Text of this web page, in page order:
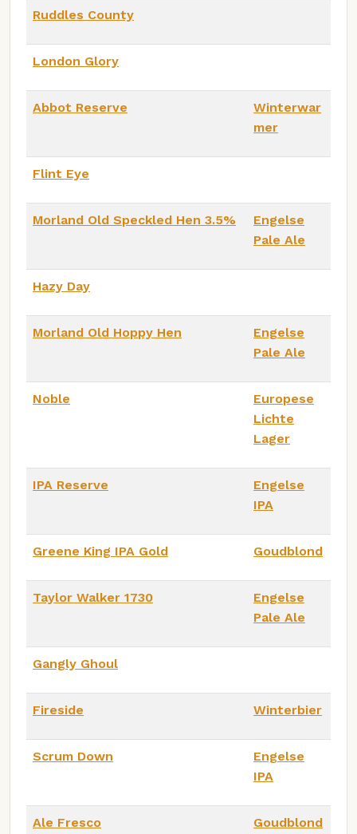
Ruddles County
London Glory
Abbot Reserve
Winterwar
mer
Flint Eye
Morland Old Speckled Hen 3.5%
Engelse
Pale Ale
Hazy Day
Morland Old Hoppy Hen
Engelse
Pale Ale
Noble
Europese
Lichte
Lager
IPA Reserve
Engelse
IPA
Greene King IPA Gold Goudblond
Taylor Walker 1730
Engelse
Pale Ale
Gangly Ghoul
Fireside Winterbier
Scrum Down
Engelse
IPA
Ale Fresco Goudblond